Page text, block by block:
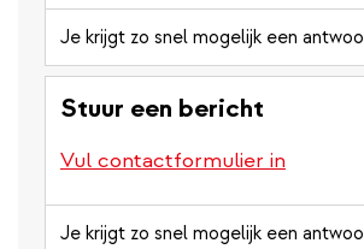
Je krijgt zo snel mogelijk een
Stuur een bericht
Vul contactformulier in
Je krijgt zo snel mogelijk een